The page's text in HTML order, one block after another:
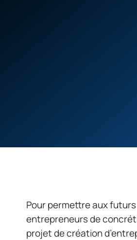
Pour permettre aux futurs
entrepreneurs de
projet de création